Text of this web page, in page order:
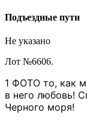
Подъездные пути
Не указано
Лот №6606.
1 ФОТО то, как
в него любовь!
Черного моря!